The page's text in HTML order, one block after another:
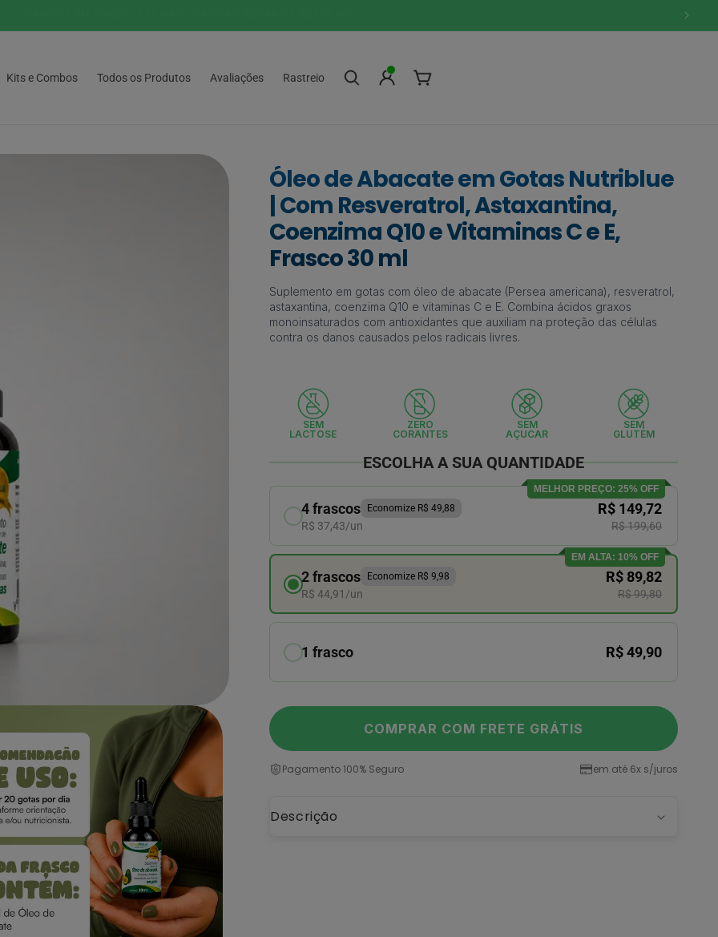
Kits e Combos Todos os Produtos Avaliações Rastreio
Fazer
login
Carrinho
Óleo de Abacate em Gotas Nutriblue
| Com Resveratrol, Astaxantina,
Coenzima Q10 e Vitaminas C e E,
Frasco 30 ml
Suplemento em gotas com óleo de abacate (Persea americana), resveratrol,
astaxantina, coenzima Q10 e vitaminas C e E. Combina ácidos graxos
monoinsaturados com antioxidantes que auxiliam na proteção das células
contra os danos causados pelos radicais livres.
SEM
LACTOSE
ZERO
CORANTES
SEM
AÇUCAR
SEM
GLUTÉM
ESCOLHA A SUA QUANTIDADE
MELHOR PREÇO: 25% OFF
4 frascos Economize R$ 49,88
R$ 37,43/un
R$ 149,72
R$ 199,60
EM ALTA: 10% OFF
2 frascos Economize R$ 9,98
R$ 44,91/un
R$ 89,82
R$ 99,80
1 frasco R$ 49,90
COMPRAR COM FRETE GRÁTIS
Pagamento 100% Seguro em até 6x s/juros
Descrição